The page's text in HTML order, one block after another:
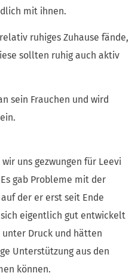
mit ihnen.
ruhiges Zuhause fände,
sollten ruhig auch aktiv
sein Frauchen und wird
uns gezwungen für Leevi
gab Probleme mit der
der er erst seit Ende
eigentlich gut entwickelt
Druck und hätten
Unterstützung aus den
können.